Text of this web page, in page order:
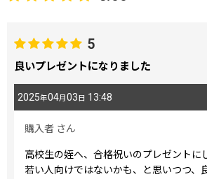
5
良いプレゼントになりました
2025年04月 03 日 13:48
購入者 さん
高校生の姪へ、合格祝いのプレゼントに
若い人向けではないかも、と思いつつ、